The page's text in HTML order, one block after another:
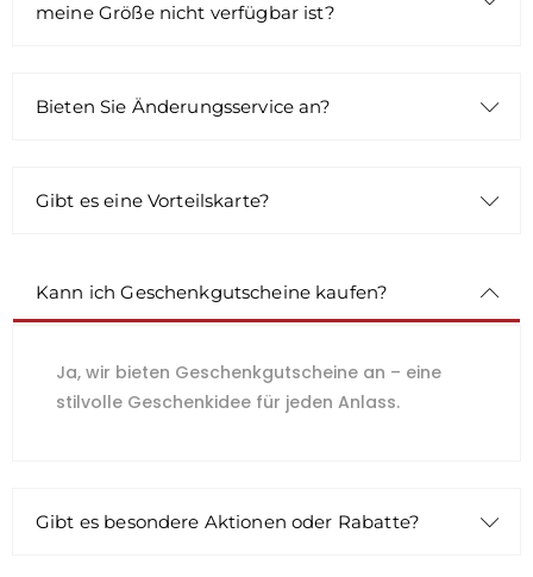
meine Größe nicht verfügbar ist?
Bieten Sie Änderungsservice an?
Gibt es eine Vorteilskarte?
Kann ich Geschenkgutscheine kaufen?
Ja, wir bieten Geschenkgutscheine an – eine
stilvolle Geschenkidee für jeden Anlass.
Gibt es besondere Aktionen oder Rabatte?